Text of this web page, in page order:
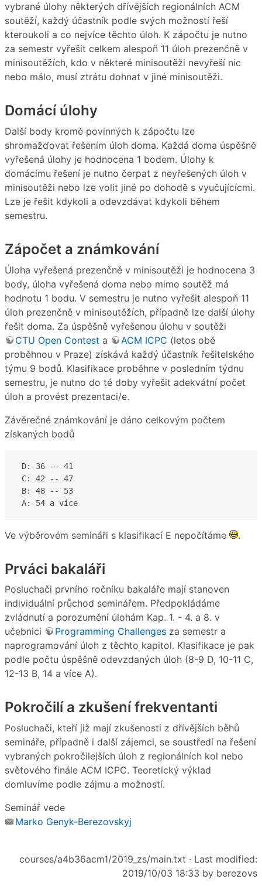
vybrané úlohy některých dřívějších regionálních ACM
soutěží, každý účastník podle svých možností řeší
kteroukoli a co nejvíce těchto úloh. K zápočtu je nutno
za semestr vyřešit celkem alespoň 11 úloh prezenčně v
minisoutěžích, kdo v některé minisoutěži nevyřeší nic
nebo málo, musí ztrátu dohnat v jiné minisoutěži.
Domácí úlohy
Další body kromě povinných k zápočtu lze
shromažďovat řešením úloh doma. Každá doma úspěšně
vyřešená úlohy je hodnocena 1 bodem. Úlohy k
domácímu řešení je nutno čerpat z neyřešených úloh v
minisoutěži nebo lze volit jiné po dohodě s vyučujícícmi.
Lze je řešit kdykoli a odevzdávat kdykoli během
semestru.
Zápočet a známkování
Úloha vyřešená prezenčně v minisoutěži je hodnocena 3
body, úloha vyřešená doma nebo mimo soutěž má
hodnotu 1 bodu. V semestru je nutno vyřešit alespoň 11
úloh prezenčně v minisoutěžích, případně lze další úlohy
řešit doma. Za úspěšně vyřešenou úlohu v soutěži
CTU Open Contest a ACM ICPC (letos obě
proběhnou v Praze) získává každý účastník řešitelského
týmu 9 bodů. Klasifikace proběhne v posledním týdnu
semestru, je nutno do té doby vyřešit adekvátní počet
úloh a provést prezentaci/e.
Závěrečné známkování je dáno celkovým počtem
získaných bodů
D: 36 -- 41
C: 42 -- 47
B: 48 -- 53
A: 54 a více
Ve výběrovém semináři s klasifikací E nepočítáme .
Prváci bakaláři
Posluchači prvního ročníku bakaláře mají stanoven
individuální průchod seminářem. Předpokládáme
zvládnutí a porozumění úlohám Kap. 1. - 4. a 8. v
učebnici
Programming Challenges za semestr a
naprogramování úloh z těchto kapitol. Klasifikace je pak
podle počtu úspěšně odevzdaných úloh (8-9 D, 10-11 C,
12-13 B, 14 a více A).
Pokročilí a zkušení frekventanti
Posluchači, kteří již mají zkušenosti z dřívějších běhů
semináře, případně i další zájemci, se soustředí na řešení
vybraných pokročilejších úloh z regionálních kol nebo
světového finále ACM ICPC. Teoretický výklad
domluvíme podle zájmu a možností.
Seminář vede
Marko Genyk-Berezovskyj
courses/a4b36acm1/2019_zs/main.txt · Last modified:
2019/10/03 18:33 by berezovs